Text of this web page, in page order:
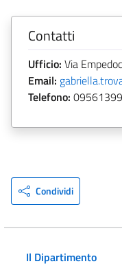
Contatti
Ufficio: Via
Email:
Telefono:
Condividi
Il Dipartimento